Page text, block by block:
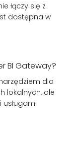
łączy się z
dostępna w
BI Gateway?
dla
lokalnych, ale